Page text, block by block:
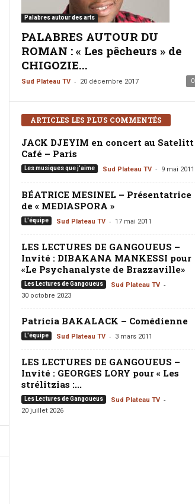
Palabres autour des arts
PALABRES AUTOUR DU
ROMAN : « Les pêcheurs » de
CHIGOZIE...
Sud Plateau TV - 20 décembre 2017 0
ARTICLES LES PLUS COMMENTÉS
JACK DJEYIM en concert au Satelitt
Café – Paris
Les musiques que j'aime Sud Plateau TV - 9 mai 2011
BÉATRICE MESINEL – Présentatrice
de « MEDIASPORA »
L'équipe Sud Plateau TV - 17 mai 2011
LES LECTURES DE GANGOUEUS –
Invité : DIBAKANA MANKESSI pour
«Le Psychanalyste de Brazzaville»
Les Lectures de Gangoueus Sud Plateau TV -
30 octobre 2023
Patricia BAKALACK – Comédienne
L'équipe Sud Plateau TV - 3 mars 2011
LES LECTURES DE GANGOUEUS –
Invité : GEORGES LORY pour « Les
strélitzias :...
Les Lectures de Gangoueus Sud Plateau TV -
20 juillet 2026